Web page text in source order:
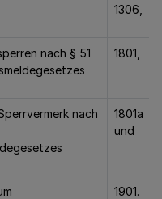
1306,
nach § 51
1801,
nach
1801a
und
1901.